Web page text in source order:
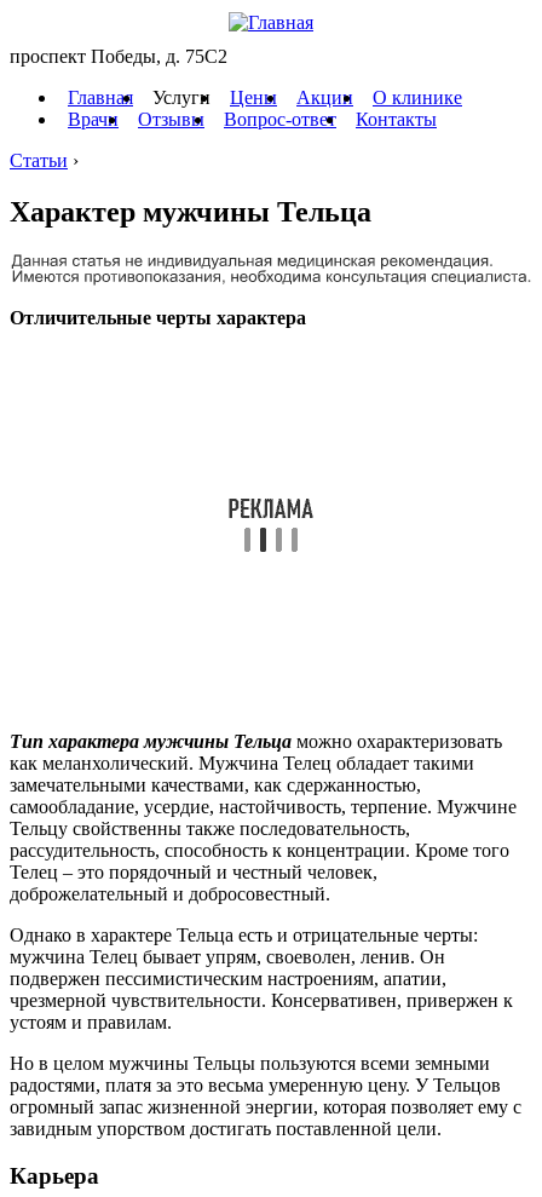
проспект Победы, д. 75C2
Главная
Услуги Цены Акции
О клинике
Врачи
Отзывы Вопрос-ответ
Контакты
Статьи ›
Характер мужчины Тельца
Отличительные черты характера
Тип характера мужчины Тельца можно охарактеризовать
как меланхолический. Мужчина Телец обладает такими
замечательными качествами, как сдержанностью,
самообладание, усердие, настойчивость, терпение. Мужчине
Тельцу свойственны также последовательность,
рассудительность, способность к концентрации. Кроме того
Телец – это порядочный и честный человек,
доброжелательный и добросовестный.
Однако в характере Тельца есть и отрицательные черты:
мужчина Телец бывает упрям, своеволен, ленив. Он
подвержен пессимистическим настроениям, апатии,
чрезмерной чувствительности. Консервативен, привержен к
устоям и правилам.
Но в целом мужчины Тельцы пользуются всеми земными
радостями, платя за это весьма умеренную цену. У Тельцов
огромный запас жизненной энергии, которая позволяет ему с
завидным упорством достигать поставленной цели.
Карьера